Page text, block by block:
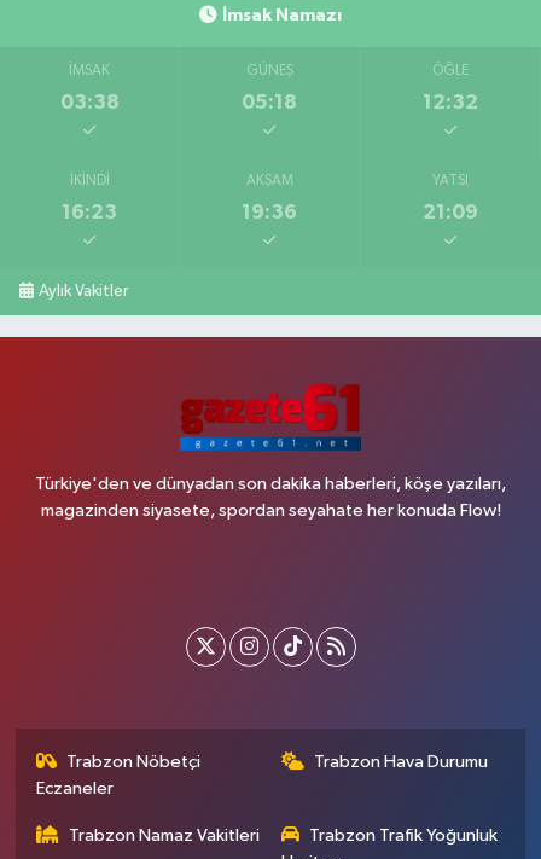
İmsak Namazı
İMSAK
03:38
GÜNEŞ
05:18
ÖĞLE
12:32
İKINDI
16:23
AKŞAM
19:36
YATSI
21:09
Aylık Vakitler
Türkiye'den ve dünyadan son dakika haberleri, köşe yazıları,
magazinden siyasete, spordan seyahate her konuda Flow!
Trabzon Nöbetçi
Eczaneler
Trabzon Hava Durumu
Trabzon Namaz Vakitleri
Trabzon Trafik Yoğunluk